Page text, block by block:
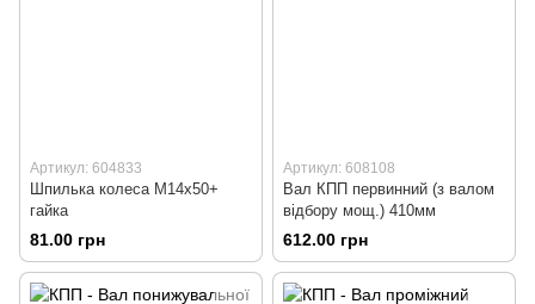
Артикул: 604833
Шпилька колеса М14х50+
гайка
81.00 грн
Артикул: 608108
Вал КПП первинний (з валом
відбору мощ.) 410мм
612.00 грн